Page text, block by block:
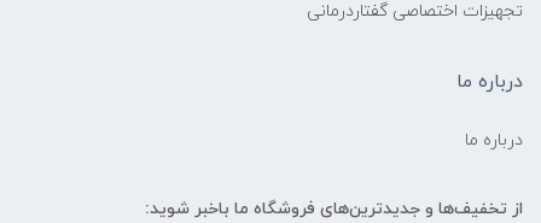
تجهیزات اختصاصی گفتاردرمانی
درباره ما
درباره ما
از تخفیف‌ها و جدیدترین‌های فروشگاه ما باخبر شوید: